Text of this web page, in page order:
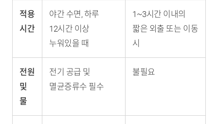
적용
시간
야간 수면, 하루
12시간 이상
누워있을 때
1~3시간 이내의
짧은 외출 또는 이동
시
전원
및
물
전기 공급 및
멸균증류수 필수
불필요